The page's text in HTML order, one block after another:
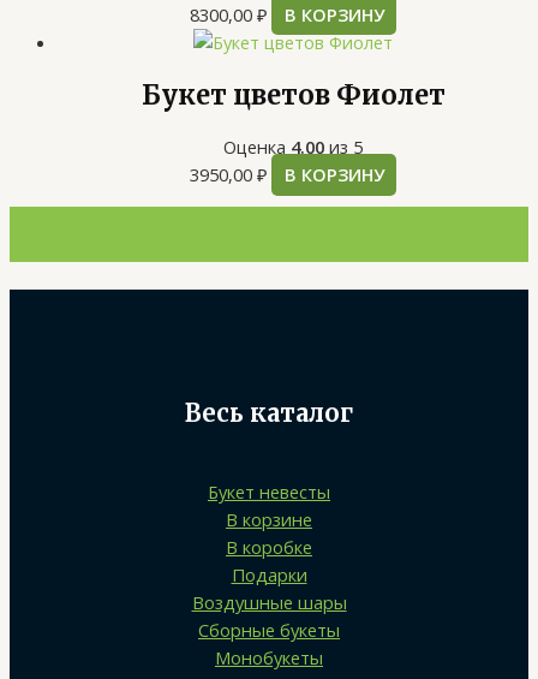
8300,00 ₽ В КОРЗИНУ
Букет цветов Фиолет
Оценка 4.00 из 5
3950,00 ₽ В КОРЗИНУ
Весь каталог
Букет невесты
В корзине
В коробке
Подарки
Воздушные шары
Сборные букеты
Монобукеты